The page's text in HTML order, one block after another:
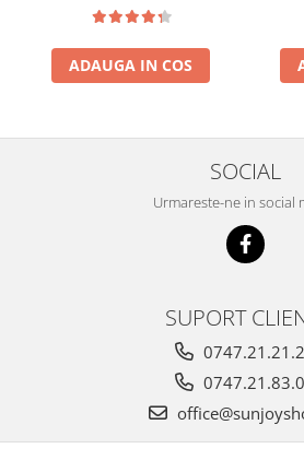
ADAUGA IN COS
SOCIAL
Urmareste-ne in social
SUPORT